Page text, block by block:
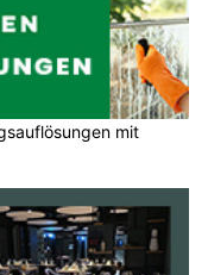
mit